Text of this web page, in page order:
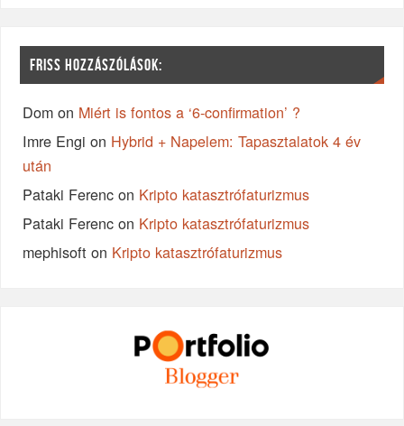
FRISS HOZZÁSZÓLÁSOK:
Dom on Miért is fontos a ‘6-confirmation’ ?
Imre Engi on Hybrid + Napelem: Tapasztalatok 4 év
után
Pataki Ferenc on Kripto katasztrófaturizmus
Pataki Ferenc on Kripto katasztrófaturizmus
mephisoft on Kripto katasztrófaturizmus